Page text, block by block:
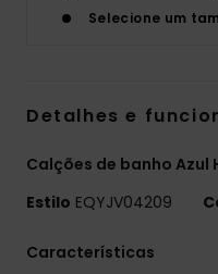
Selecione um
Detalhes e
Calções de banho Azul
Estilo EQYJV04209
Características